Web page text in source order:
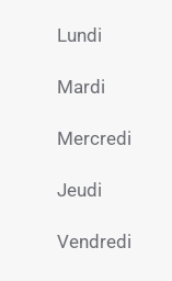
Lundi
Mardi
Mercredi
Jeudi
Vendredi